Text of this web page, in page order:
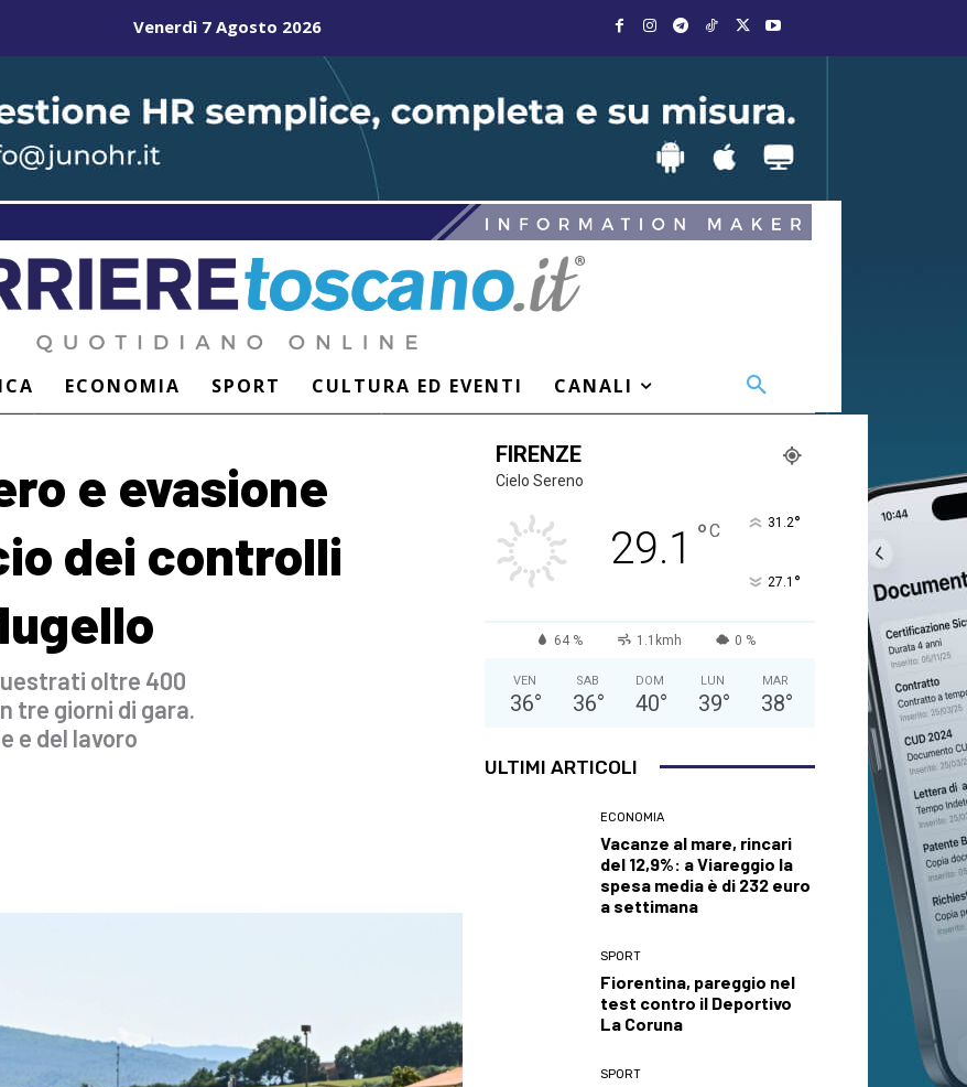
Venerdì 7 Agosto 2026
ECONOMIA SPORT CULTURA ED EVENTI CANALI
e evasione
dei controlli
oltre 400
tre giorni di gara.
e del lavoro
FIRENZE
Cielo Sereno
29.1 °C 31.2°
27.1 °
64 % 1.1kmh 0 %
VEN
36°
SAB
36°
DOM
40°
LUN
39°
MAR
38°
ULTIMI ARTICOLI
ECONOMIA
Vacanze al mare, rincari
del 12,9%: a Viareggio la
spesa media è di 232 euro
a settimana
SPORT
Fiorentina, pareggio nel
test contro il Deportivo
La Coruna
SPORT